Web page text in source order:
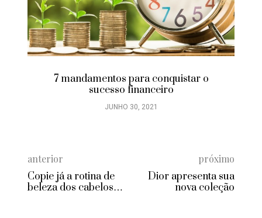
7 mandamentos para conquistar o
sucesso financeiro
JUNHO 30, 2021
anterior
Copie já a rotina de
beleza dos cabelos
próximo
Dior apresenta sua
nova coleção